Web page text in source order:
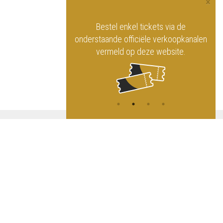
Bestel enkel tickets via de
onderstaande officiële verkoopkanalen
vermeld op deze website.